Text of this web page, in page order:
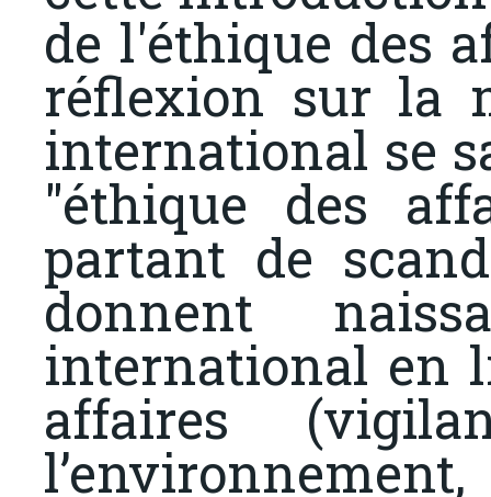
de l'éthique des
réflexion sur la
international se
"éthique des
partant de
donnent
international en
affaires